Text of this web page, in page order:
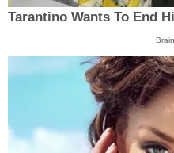
Tarantino Wants To End